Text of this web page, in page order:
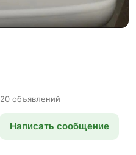
объявлений
Написать сообщение